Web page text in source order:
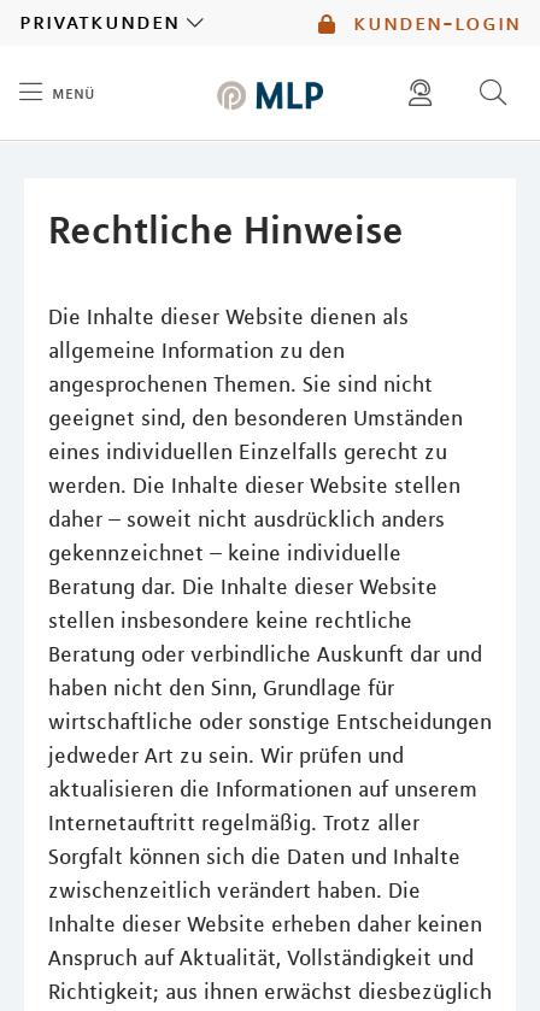
kunden-login
privatkunden
menü
Rechtliche Hinweise
Die Inhalte dieser Website dienen als
allgemeine Information zu den
angesprochenen Themen. Sie sind nicht
geeignet sind, den besonderen Umständen
eines individuellen Einzelfalls gerecht zu
werden. Die Inhalte dieser Website stellen
daher – soweit nicht ausdrücklich anders
gekennzeichnet – keine individuelle
Beratung dar. Die Inhalte dieser Website
stellen insbesondere keine rechtliche
Beratung oder verbindliche Auskunft dar und
haben nicht den Sinn, Grundlage für
wirtschaftliche oder sonstige Entscheidungen
jedweder Art zu sein. Wir prüfen und
aktualisieren die Informationen auf unserem
Internetauftritt regelmäßig. Trotz aller
Sorgfalt können sich die Daten und Inhalte
zwischenzeitlich verändert haben. Die
Inhalte dieser Website erheben daher keinen
Anspruch auf Aktualität, Vollständigkeit und
Richtigkeit; aus ihnen erwächst diesbezüglich